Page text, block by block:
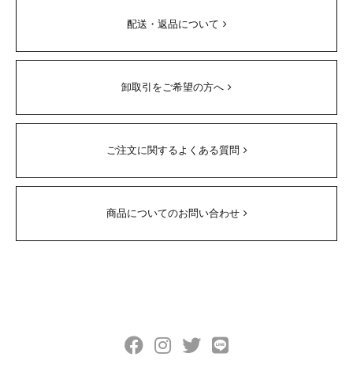
配送・返品について
卸取引をご希望の方へ
ご注文に関するよくある質問
商品についてのお問い合わせ